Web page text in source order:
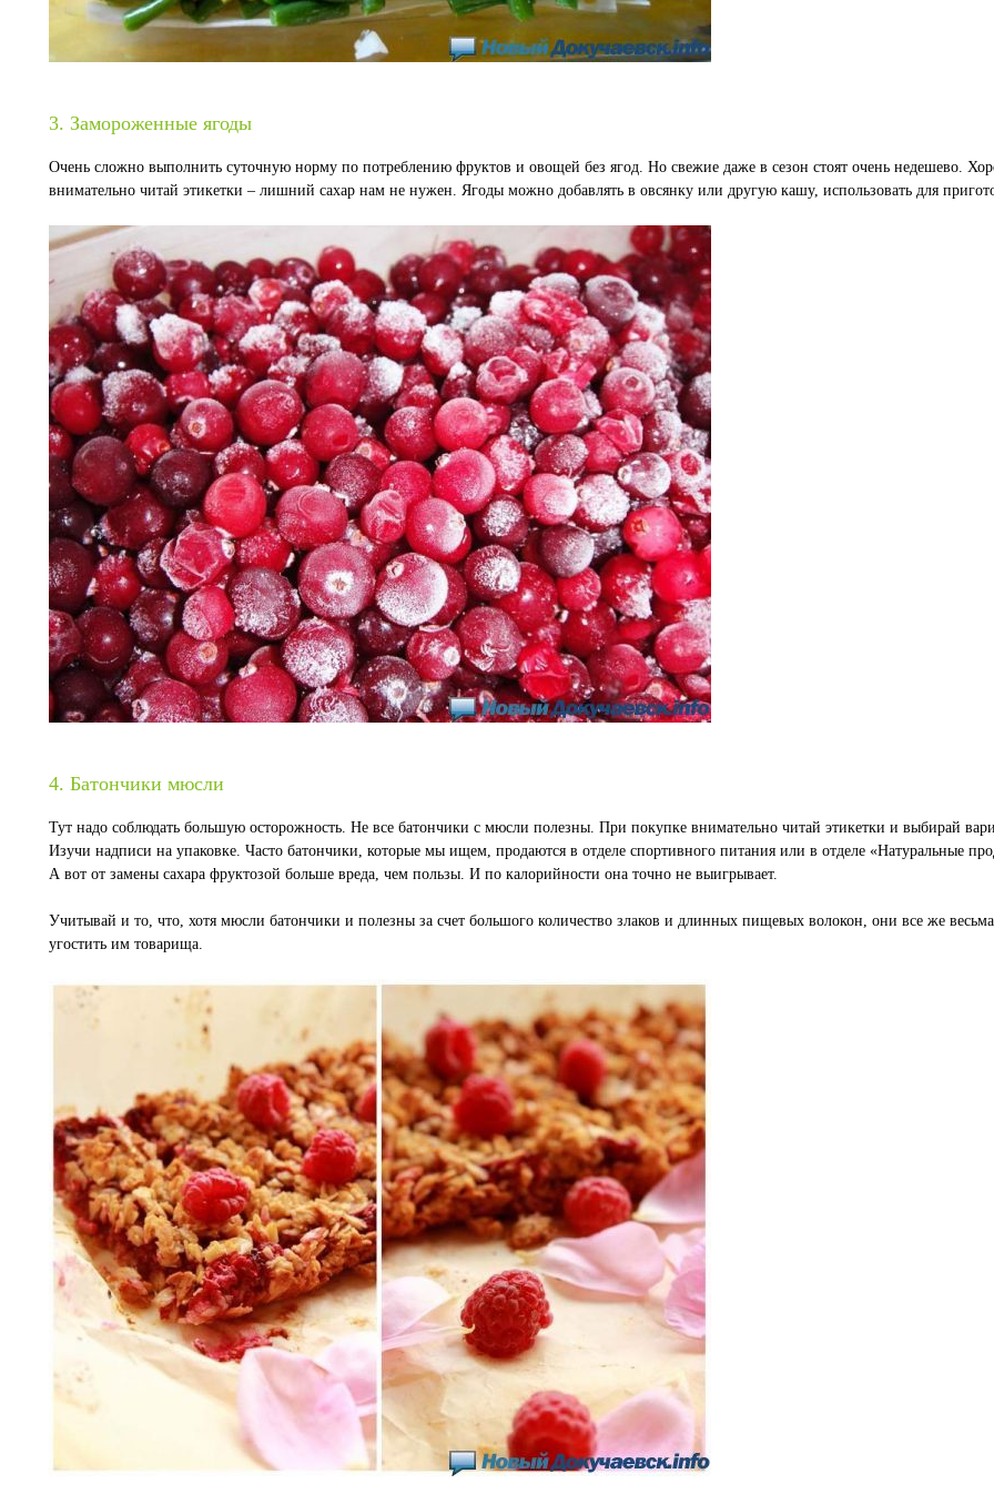
3. Замороженные ягоды
Очень сложно выполнить суточную норму по потреблению фруктов и овощей без ягод. Но свежие даже в сезон стоят очень недешево.
внимательно читай этикетки – лишний сахар нам не нужен. Ягоды можно добавлять в овсянку или другую кашу, использовать для
4. Батончики мюсли
Тут надо соблюдать большую осторожность. Не все батончики с мюсли полезны. При покупке внимательно читай этикетки и выбирай
Изучи надписи на упаковке. Часто батончики, которые мы ищем, продаются в отделе спортивного питания или в отделе «Натуральные
А вот от замены сахара фруктозой больше вреда, чем пользы. И по калорийности она точно не выигрывает.
Учитывай и то, что, хотя мюсли батончики и полезны за счет большого количество злаков и длинных пищевых волокон, они все же
угостить им товарища.